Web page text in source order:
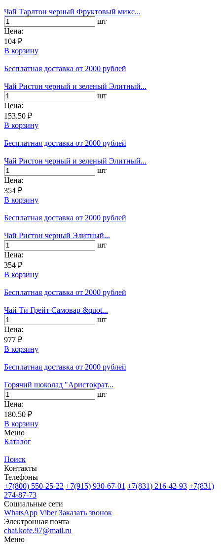
Чай Тарлтон черный Фруктовый микс...
шт
Цена:
104 ₽
В корзину
Бесплатная доставка от 2000 рублей
Чай Ристон черный и зеленый Элитный...
шт
Цена:
153.50 ₽
В корзину
Бесплатная доставка от 2000 рублей
Чай Ристон черный и зеленый Элитный...
шт
Цена:
354 ₽
В корзину
Бесплатная доставка от 2000 рублей
Чай Ристон черный Элитный...
шт
Цена:
354 ₽
В корзину
Бесплатная доставка от 2000 рублей
Чай Ти Грейт Самовар &quot...
шт
Цена:
977 ₽
В корзину
Бесплатная доставка от 2000 рублей
Горячий шоколад "Аристократ...
шт
Цена:
180.50 ₽
В корзину
Меню
Каталог
Поиск
Контакты
Телефоны
+7(800) 550-25-22 +7(915) 930-67-01 +7(831) 216-42-93 +7(831)
274-87-73
Социальные сети
WhatsApp Viber Заказать звонок
Электронная почта
chai.kofe.97@mail.ru
Меню